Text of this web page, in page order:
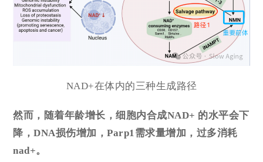
NAD+在体内的三种生成路径
然而，随着年龄增长，细胞内合成NAD+ 的水平会下
降，DNA损伤增加，Parp1需求量增加，过多消耗
nad+。